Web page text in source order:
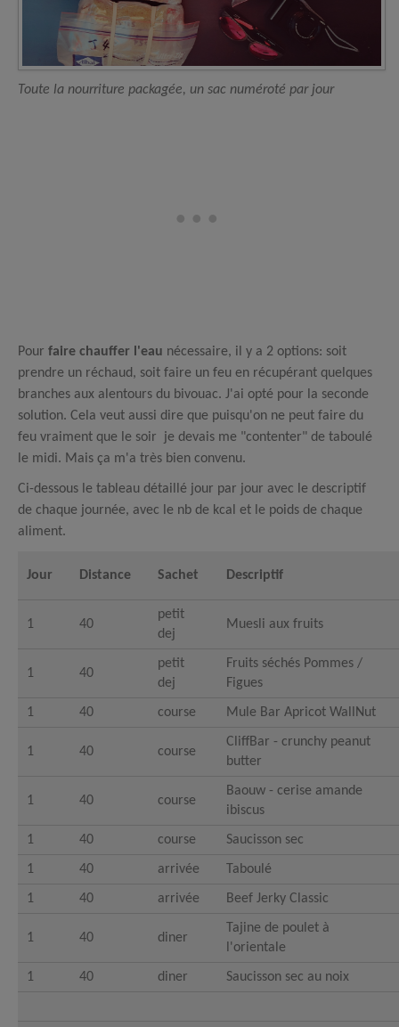
Toute la nourriture packagée, un sac numéroté par jour
Pour faire chauffer l'eau nécessaire, il y a 2 options: soit
prendre un réchaud, soit faire un feu en récupérant quelques
branches aux alentours du bivouac. J'ai opté pour la seconde
solution. Cela veut aussi dire que puisqu'on ne peut faire du
feu vraiment que le soir je devais me "contenter" de taboulé
le midi. Mais ça m'a très bien convenu.
Ci-dessous le tableau détaillé jour par jour avec le descriptif
de chaque journée, avec le nb de kcal et le poids de chaque
aliment.
Jour Distance Sachet Descriptif
1 40
petit
dej
Muesli aux fruits
1 40
petit
dej
Fruits séchés Pommes /
Figues
1 40 course Mule Bar Apricot WallNut
1 40 course
CliffBar - crunchy peanut
butter
1 40 course
Baouw - cerise amande
ibiscus
1 40 course Saucisson sec
1 40 arrivée Taboulé
1 40 arrivée Beef Jerky Classic
1 40 diner
Tajine de poulet à
l'orientale
1 40 diner Saucisson sec au noix